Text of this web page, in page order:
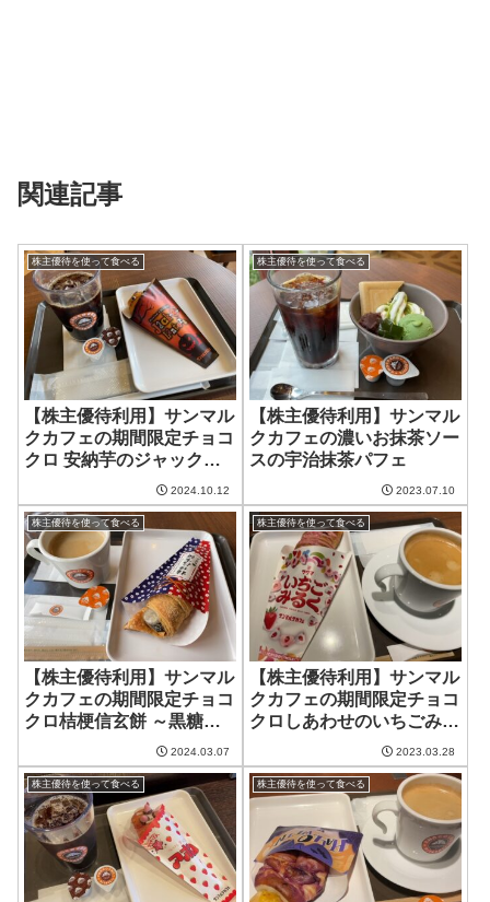
関連記事
株主優待を使って食べる
【株主優待利用】サンマル
クカフェの期間限定チョコ
クロ 安納芋のジャック・
2024.10.12
株主優待を使って食べる
【株主優待利用】サンマル
クカフェの濃いお抹茶ソー
スの宇治抹茶パフェ
2023.07.10
株主優待を使って食べる
【株主優待利用】サンマル
クカフェの期間限定チョコ
クロ桔梗信玄餅 ～黒糖入
り生地＆黒みつきな粉もち
～
2024.03.07
株主優待を使って食べる
【株主優待利用】サンマル
クカフェの期間限定チョコ
クロしあわせのいちごみる
く＆いちごちょこ 2023.03.28
株主優待を使って食べる 株主優待を使って食べる